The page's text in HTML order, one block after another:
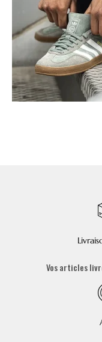
Vos articles